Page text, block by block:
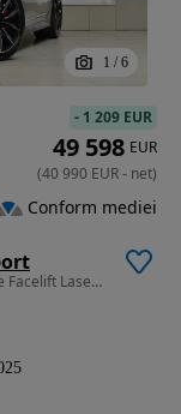
1 / 6
1995 cm3 • 190 CP • 2025 nu 2024 M Sport Xdrive Facelift Laser Panoramic ACC Camere360
- 1 209 EUR
49 598 EUR
(40 990 EUR- net)
Conform mediei